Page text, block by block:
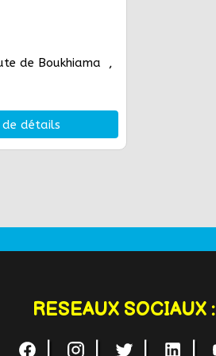
de Boukhiama ,
détails
RESEAUX SOCIAUX :